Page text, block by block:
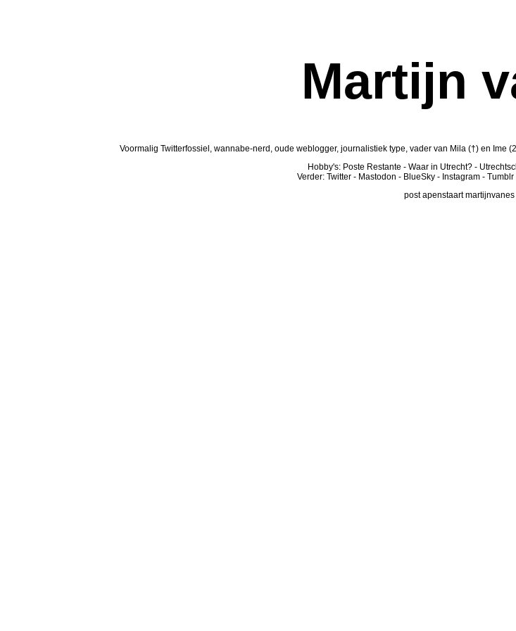
Martijn
Voormalig Twitterfossiel, wannabe-nerd, oude weblogger, journalistiek type, vader van Mila (†) en
Hobby's: Poste Restante - Waar in Utrecht? -
Verder: Twitter - Mastodon - BlueSky - Instagram - Tumblr
post apenstaart martijnvanes